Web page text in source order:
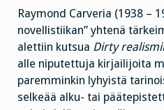
Raymond Carveria (1938 –
novellistiikan” yhtenä
alettiin kutsua Dirty
alle niputettuja kirjailijoita
paremminkin lyhyistä
selkeää alku- tai